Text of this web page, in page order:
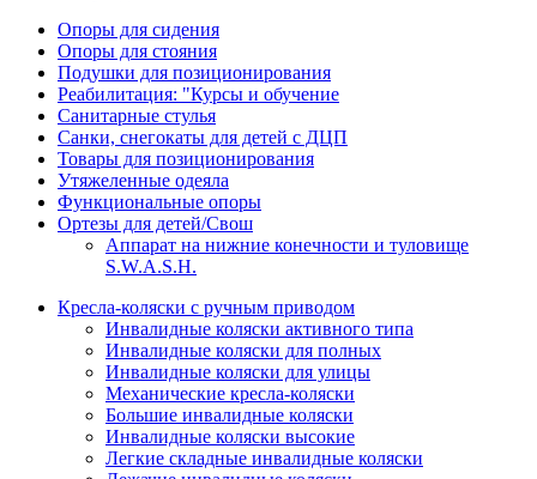
Опоры для сидения
Опоры для стояния
Подушки для позиционирования
Реабилитация: "Курсы и обучение
Санитарные стулья
Санки, снегокаты для детей с ДЦП
Товары для позиционирования
Утяжеленные одеяла
Функциональные опоры
Ортезы для детей/Свош
Аппарат на нижние конечности и туловище
S.W.A.S.H.
Кресла-коляски с ручным приводом
Инвалидные коляски активного типа
Инвалидные коляски для полных
Инвалидные коляски для улицы
Механические кресла-коляски
Большие инвалидные коляски
Инвалидные коляски высокие
Легкие складные инвалидные коляски